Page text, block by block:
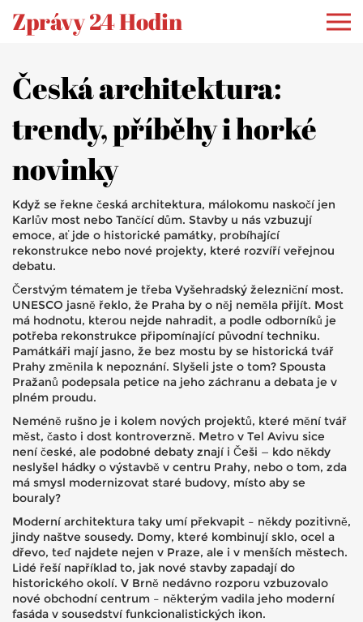
Zprávy 24 Hodin
Česká architektura:
trendy, příběhy i horké
novinky
Když se řekne česká architektura, málokomu naskočí jen
Karlův most nebo Tančící dům. Stavby u nás vzbuzují
emoce, ať jde o historické památky, probíhající
rekonstrukce nebo nové projekty, které rozvíří veřejnou
debatu.
Čerstvým tématem je třeba Vyšehradský železniční most.
UNESCO jasně řeklo, že Praha by o něj neměla přijít. Most
má hodnotu, kterou nejde nahradit, a podle odborníků je
potřeba rekonstrukce připomínající původní techniku.
Památkáři mají jasno, že bez mostu by se historická tvář
Prahy změnila k nepoznání. Slyšeli jste o tom? Spousta
Pražanů podepsala petice na jeho záchranu a debata je v
plném proudu.
Neméně rušno je i kolem nových projektů, které mění tvář
měst, často i dost kontroverzně. Metro v Tel Avivu sice
není české, ale podobné debaty znají i Češi — kdo někdy
neslyšel hádky o výstavbě v centru Prahy, nebo o tom, zda
má smysl modernizovat staré budovy, místo aby se
bouraly?
Moderní architektura taky umí překvapit – někdy pozitivně,
jindy naštve sousedy. Domy, které kombinují sklo, ocel a
dřevo, teď najdete nejen v Praze, ale i v menších městech.
Lidé řeší například to, jak nové stavby zapadají do
historického okolí. V Brně nedávno rozporu vzbuzovalo
nové obchodní centrum – některým vadila jeho moderní
fasáda v sousedství funkcionalistických ikon.